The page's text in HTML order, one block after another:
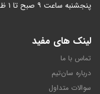
پنجشنبه ساعت ۹ صبح تا ۱ ظهر
لینک های مفید
تماس با ما
درباره سان‌تیم
سوالات متداول